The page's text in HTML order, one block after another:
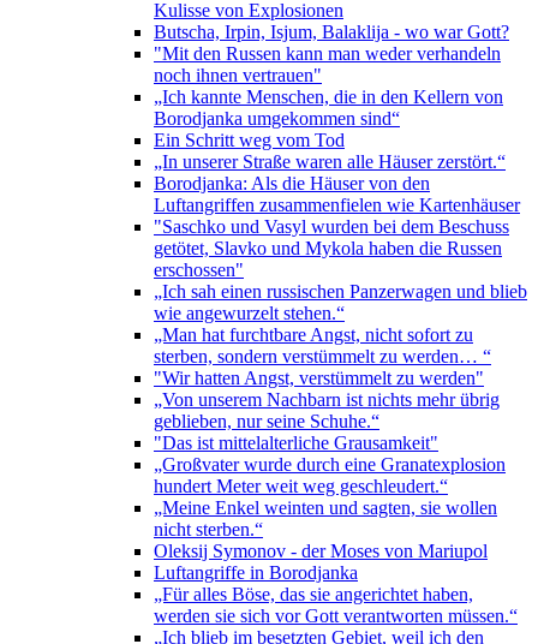
Kulisse von Explosionen
Butscha, Irpin, Isjum, Balaklija - wo war Gott?
"Mit den Russen kann man weder verhandeln
noch ihnen vertrauen"
„Ich kannte Menschen, die in den Kellern von
Borodjanka umgekommen sind“
Ein Schritt weg vom Tod
„In unserer Straße waren alle Häuser zerstört.“
Borodjanka: Als die Häuser von den
Luftangriffen zusammenfielen wie Kartenhäuser
"Saschko und Vasyl wurden bei dem Beschuss
getötet, Slavko und Mykola haben die Russen
erschossen"
„Ich sah einen russischen Panzerwagen und blieb
wie angewurzelt stehen.“
„Man hat furchtbare Angst, nicht sofort zu
sterben, sondern verstümmelt zu werden… “
"Wir hatten Angst, verstümmelt zu werden"
„Von unserem Nachbarn ist nichts mehr übrig
geblieben, nur seine Schuhe.“
"Das ist mittelalterliche Grausamkeit"
„Großvater wurde durch eine Granatexplosion
hundert Meter weit weg geschleudert.“
„Meine Enkel weinten und sagten, sie wollen
nicht sterben.“
Oleksij Symonov - der Moses von Mariupol
Luftangriffe in Borodjanka
„Für alles Böse, das sie angerichtet haben,
werden sie sich vor Gott verantworten müssen.“
„Ich blieb im besetzten Gebiet, weil ich den